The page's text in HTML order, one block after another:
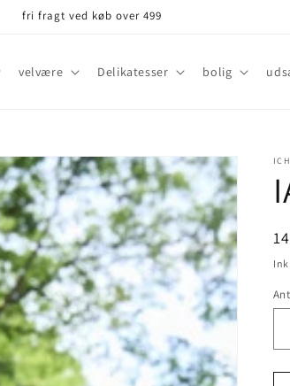
fri fragt ved køb over 499
velvære Delikatesser bolig